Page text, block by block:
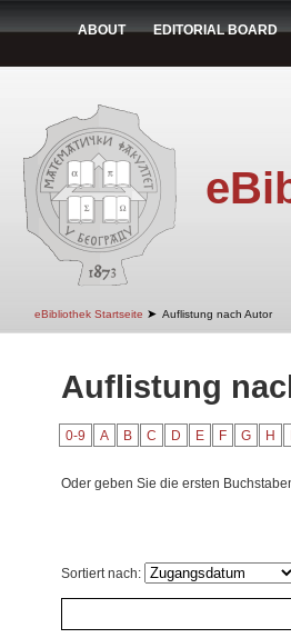
ABOUT EDITORIAL BOARD
eBibliothek Startseite ➤ Auflistung nach Autor
Auflistung
0-9 A B C D E F G H
Oder geben Sie die ersten
Sortiert nach: